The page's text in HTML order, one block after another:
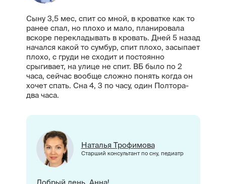
Сыну 3,5 мес, спит со мной, в кроватке как то
ранее спал, но плохо и мало, планировала
вскоре перекладывать в кровать. Дней 5 назад
начался какой то сумбур, спит плохо, засыпает
плохо, с груди не сходит и постоянно
срыгивает, на улице не спит. ВБ было по 2
часа, сейчас вообще сложно понять когда он
хочет спать. Сна 4, 3 по часу, один Полтора-
два часа.
Наталья Трофимова
Старший консультант по сну, педиатр
Добрый день, Анна!